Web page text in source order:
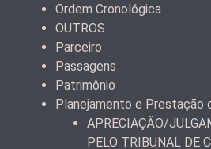
Ordem Cronológica
OUTROS
Parceiro
Passagens
Patrimônio
Planejamento e Prestação
APRECIAÇÃO/
PELO TRIBUNAL DE